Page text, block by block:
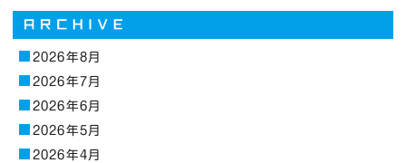
2026年8月
2026年7月
2026年6月
2026年5月
2026年4月